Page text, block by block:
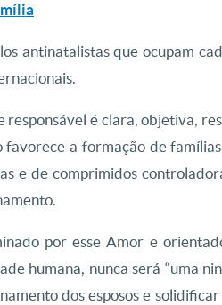
antinatalistas que ocupam
é clara, objetiva,
a formação de
e de comprimidos
por esse Amor e
humana, nunca será “uma
dos esposos e solidificar